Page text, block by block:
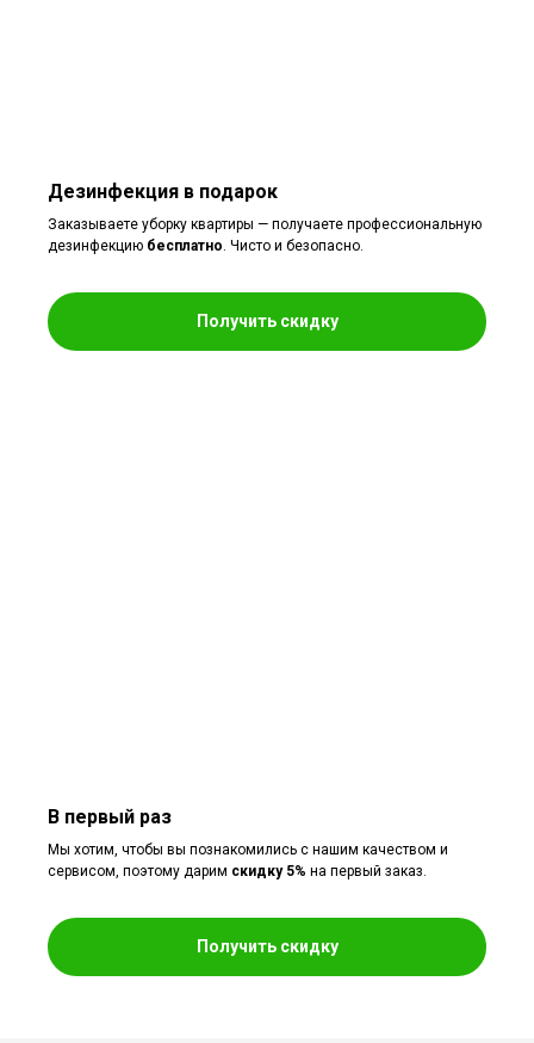
Дезинфекция в подарок
Заказываете уборку квартиры — получаете профессиональную
дезинфекцию бесплатно . Чисто и безопасно.
Получить скидку
В первый раз
Мы хотим, чтобы вы познакомились с нашим качеством и
сервисом, поэтому дарим скидку 5% на первый заказ.
Получить скидку